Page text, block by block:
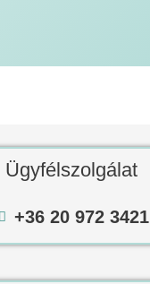
Ügyfélszolgálat
+36 20 972 3421